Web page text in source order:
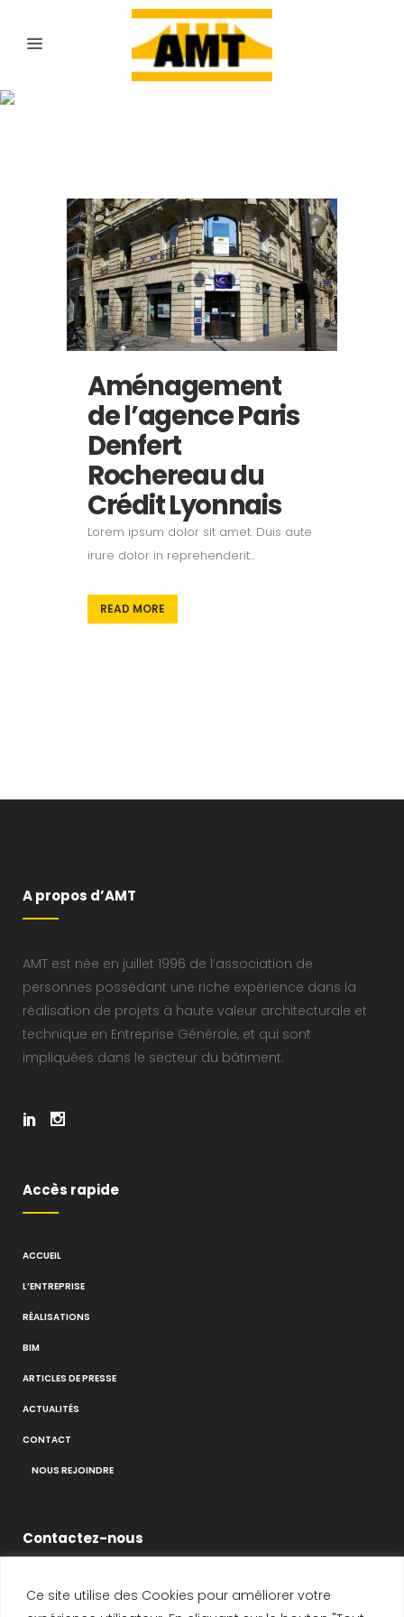
Ce site utilise des Cookies pour améliorer votre
Aménagement
de l’agence Paris
Denfert
Rochereau du
Crédit Lyonnais
Lorem ipsum dolor sit amet. Duis aute
irure dolor in reprehenderit...
READ MORE
A propos d’AMT
AMT est née en juillet 1996 de l’association de
personnes possédant une riche expérience dans la
réalisation de projets à haute valeur architecturale et
technique en Entreprise Générale, et qui sont
impliquées dans le secteur du bâtiment.
Accès rapide
ACCUEIL
L’ENTREPRISE
RÉALISATIONS
BIM
ARTICLES DE PRESSE
ACTUALITÉS
CONTACT
NOUS REJOINDRE
Contactez-nous
14-16 Voie de Montavas